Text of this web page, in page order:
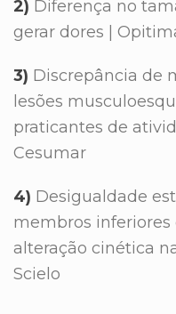
2) Diferença no
gerar dores |
3) Discrepância de
lesões
praticantes de
Cesumar
4) Desigualdade
membros inferiores
alteração cinética
Scielo